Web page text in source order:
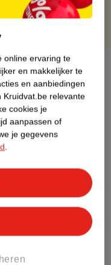
(nog) geen Nature
online ervaring te
en makkelijker te
en aanbiedingen
relevante
cookies je
aanpassen of
je gegevens
.